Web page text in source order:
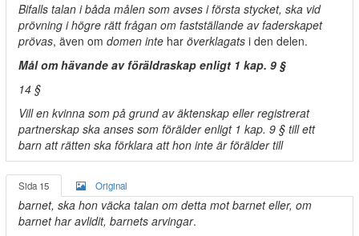
Bifalls talan i båda målen som avses i första stycket, ska vid
prövning i högre rätt frågan om fastställande av faderskapet
prövas, även om domen inte har överklagats i den delen.
Mål om hävande av föräldraskap enligt 1 kap. 9 §
14 §
Vill en kvinna som på grund av äktenskap eller registrerat
partnerskap ska anses som förälder enligt 1 kap. 9 § till ett
barn att rätten ska förklara att hon inte är förälder till
Sida 15 Original
barnet, ska hon väcka talan om detta mot barnet eller, om
barnet har avlidit, barnets arvingar.